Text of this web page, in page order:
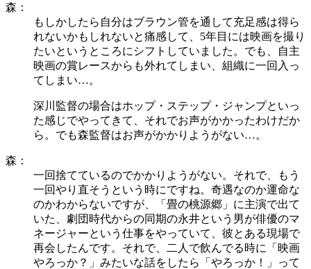
森：
もしかしたら自分はブラウン管を通して充足感は得ら
れないかもしれないと痛感して、5年目には映画を撮り
たいというところにシフトしていました。でも、自主
映画の賞レースからも外れてしまい、組織に一回入っ
てしまい…。
深川監督の場合はホップ・ステップ・ジャンプといっ
た感じでやってきて、それでお声がかかったわけだか
ら。でも森監督はお声がかかりようがない…。
森：
一回捨てているのでかかりようがない。それで、もう
一回やり直そうという時にですね。奇遇なのか運命な
のかわからないですが、「畳の桃源郷」に主演で出て
いた、劇団時代からの同期の永井という男が俳優のマ
ネージャーという仕事をやっていて、彼とある現場で
再会したんです。それで、二人で飲んでる時に「映画
やろっか？」みたいな話をしたら「やろっか！」って